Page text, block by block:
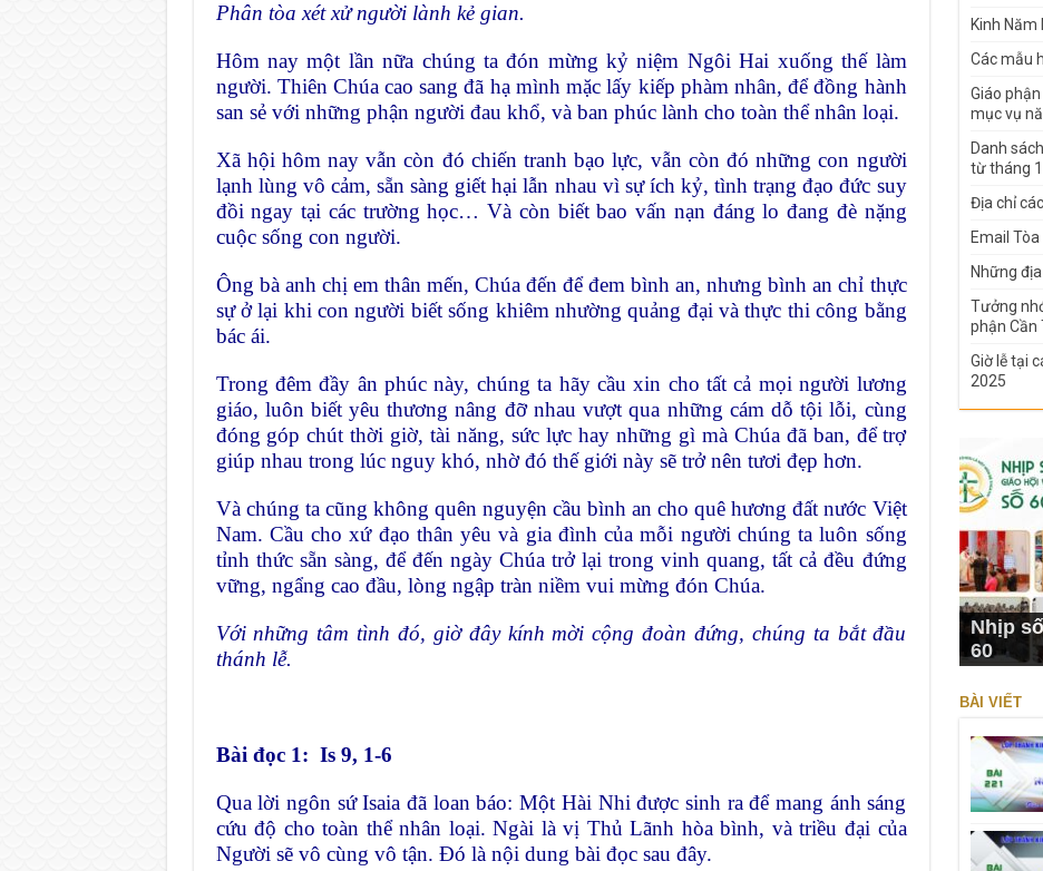
Phân tòa xét xử người lành kẻ gian.
Hôm nay một lần nữa chúng ta đón mừng kỷ niệm Ngôi Hai xuống thế làm
người. Thiên Chúa cao sang đã hạ mình mặc lấy kiếp phàm nhân, để đồng hành
san sẻ với những phận người đau khổ, và ban phúc lành cho toàn thể nhân loại.
Xã hội hôm nay vẫn còn đó chiến tranh bạo lực, vẫn còn đó những con người
lạnh lùng vô cảm, sẵn sàng giết hại lẫn nhau vì sự ích kỷ, tình trạng đạo đức suy
đồi ngay tại các trường học… Và còn biết bao vấn nạn đáng lo đang đè nặng
cuộc sống con người.
Ông bà anh chị em thân mến, Chúa đến để đem bình an, nhưng bình an chỉ thực
sự ở lại khi con người biết sống khiêm nhường quảng đại và thực thi công bằng
bác ái.
Trong đêm đầy ân phúc này, chúng ta hãy cầu xin cho tất cả mọi người lương
giáo, luôn biết yêu thương nâng đỡ nhau vượt qua những cám dỗ tội lỗi, cùng
đóng góp chút thời giờ, tài năng, sức lực hay những gì mà Chúa đã ban, để trợ
giúp nhau trong lúc nguy khó, nhờ đó thế giới này sẽ trở nên tươi đẹp hơn.
Và chúng ta cũng không quên nguyện cầu bình an cho quê hương đất nước Việt
Nam. Cầu cho xứ đạo thân yêu và gia đình của mỗi người chúng ta luôn sống
tỉnh thức sẵn sàng, để đến ngày Chúa trở lại trong vinh quang, tất cả đều đứng
vững, ngẩng cao đầu, lòng ngập tràn niềm vui mừng đón Chúa.
Với những tâm tình đó, giờ đây kính mời cộng đoàn đứng, chúng ta bắt đầu
thánh lễ.
Bài đọc 1: Is 9, 1-6
Qua lời ngôn sứ Isaia đã loan báo: Một Hài Nhi được sinh ra để mang ánh sáng
cứu độ cho toàn thể nhân loại. Ngài là vị Thủ Lãnh hòa bình, và triều đại của
Người sẽ vô cùng vô tận. Đó là nội dung bài đọc sau đây.
Kinh Năm
Các mẫu
Giáo
mục vụ
Danh
từ tháng
Địa chỉ
Email
Những
Tưởng
phận Cần
Giờ lễ tại
2025
Nhịp
60
BÀI VIẾT